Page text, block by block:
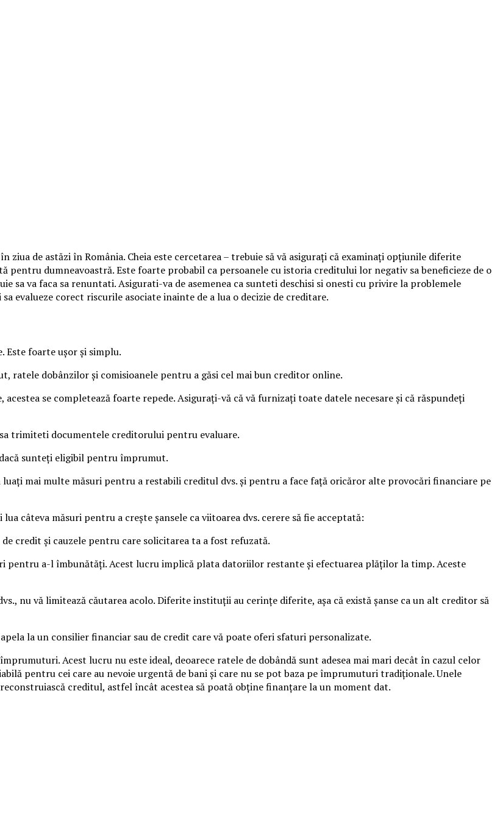
de astăzi în România. Cheia este cercetarea – trebuie să vă asigurați că examinați opțiunile diferite
dumneavoastră. Este foarte probabil ca persoanele cu istoria creditului lor negativ sa beneficieze de o
sa va faca sa renuntati. Asigurati-va de asemenea ca sunteti deschisi si onesti cu privire la problemele
evalueze corect riscurile asociate inainte de a lua o decizie de creditare.
Este foarte ușor și simplu.
dobânzilor și comisioanele pentru a găsi cel mai bun creditor online.
se completează foarte repede. Asigurați-vă că vă furnizați toate datele necesare și că răspundeți
trimiteti documentele creditorului pentru evaluare.
sunteți eligibil pentru împrumut.
mai multe măsuri pentru a restabili creditul dvs. și pentru a face față oricăror alte provocări financiare pe
câteva măsuri pentru a crește șansele ca viitoarea dvs. cerere să fie acceptată:
credit și cauzele pentru care solicitarea ta a fost refuzată.
pentru a-l îmbunătăți. Acest lucru implică plata datoriilor restante și efectuarea plăților la timp. Aceste
nu vă limitează căutarea acolo. Diferite instituții au cerințe diferite, așa că există șanse ca un alt creditor să
la un consilier financiar sau de credit care vă poate oferi sfaturi personalizate.
Acest lucru nu este ideal, deoarece ratele de dobândă sunt adesea mai mari decât în ​​cazul celor
pentru cei care au nevoie urgentă de bani și care nu se pot baza pe împrumuturi tradiționale. Unele
creditul, astfel încât acestea să poată obține finanțare la un moment dat.